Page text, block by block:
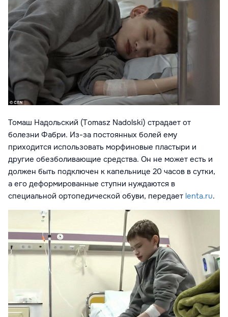
Томаш Надольский (Tomasz Nadolski) страдает от
болезни Фабри. Из-за постоянных болей ему
приходится использовать морфиновые пластыри и
другие обезболивающие средства. Он не может есть и
должен быть подключен к капельнице 20 часов в сутки,
а его деформированные ступни нуждаются в
специальной ортопедической обуви, передает lenta.ru.